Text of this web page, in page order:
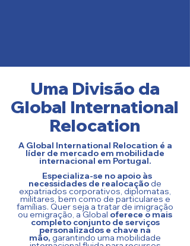
Uma Divisão da
Global International
Relocation
A Global International Relocation é a
líder de mercado em mobilidade
internacional em Portugal.
Especializa-se no apoio às
necessidades de realocaçãode
expatriados corporativos, diplomatas,
militares, bem como de particulares e
famílias. Quer seja a tratar de imigração
ou emigração, a Global oferece o mais
completo conjunto de serviços
personalizados e chave na
mão, garantindo uma mobilidade